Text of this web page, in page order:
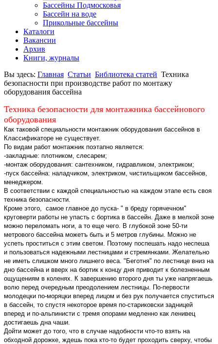
Бассейны Подмосковья
Бассейн на воде
Прикольные бассейны
Каталоги
Вакансии
Архив
Книги, журналы
Вы здесь: Главная Статьи Библиотека статей Техника
безопасности при производстве работ по монтажу
оборудования бассейна
Техника безопасности для монтажника бассейнового
оборудования
Как таковой специальности монтажник оборудования бассейнов в
Классификаторе не существует.
По видам работ монтажник поэтапно является:
-закладные: плотником, слесарем;
-монтаж оборудования: сантехником, гидравликом, электриком;
-пуск бассейна: наладчиком, электриком, чистильщиком бассейнов,
менеджером.
В соответствии с каждой специальностью на каждом этапе есть своя
техника безопасности.
Кроме этого, самое главное до пуска- " в бреду горячечном"
круговерти работы не упасть с бортика в бассейн. Даже в мелкой зоне
можно переломать ноги, а то еще чего. В глубокой зоне 50-ти
метрового бассейна можетъ быть и 5 метров глубины. Можно не
успеть проститься с этим светом. Поэтому поспешать надо неспеша
и пользоваться надежными лестницами и стремянками. Желательно
не иметь слишком много лишнего веса. "Беготня" по лестнице вниз на
дно бассейна и вверх на бортик к концу дня приводит к болезненным
ощущениям в коленях. К завершению второго дня ты уже напрягаешь
волю перед очередным преодолением лестницы. По-первости
молодецки по-моряцки вперед лицом и без рук получается спуститься
в бассейн, то спустя некоторое время по-стариковски задницей
вперед и по-альпинисти с тремя опорами медленно как ленивец
достигаешь дна чаши.
Дойти может до того, что в случае надобности что-то взять на
обходной дорожке, ждешь пока кто-то будет проходить сверху, чтобы